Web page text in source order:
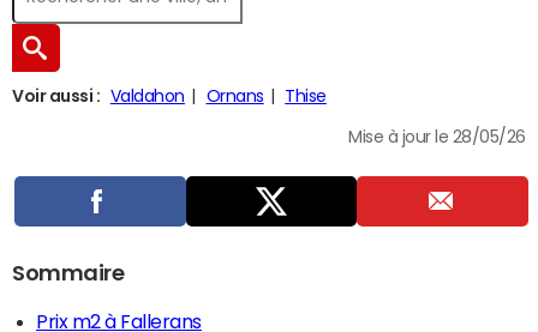
Voir aussi : Valdahon Ornans Thise
Mise à jour le 28/05/26
Sommaire
Prix m2 à Fallerans